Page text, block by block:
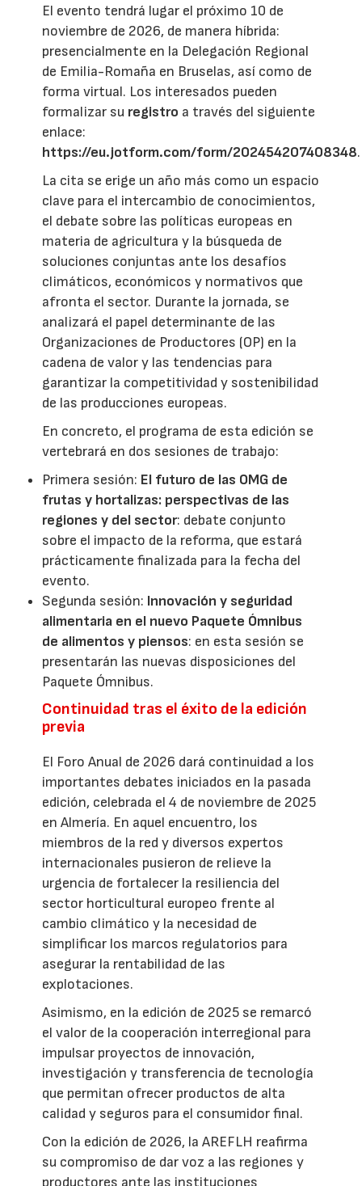
El evento tendrá lugar el próximo 10 de
noviembre de 2026, de manera híbrida:
presencialmente en la Delegación Regional
de Emilia-Romaña en Bruselas, así como de
forma virtual. Los interesados pueden
formalizar su registro a través del siguiente
enlace:
https://eu.jotform.com/form/202454207408348.
La cita se erige un año más como un espacio
clave para el intercambio de conocimientos,
el debate sobre las políticas europeas en
materia de agricultura y la búsqueda de
soluciones conjuntas ante los desafíos
climáticos, económicos y normativos que
afronta el sector. Durante la jornada, se
analizará el papel determinante de las
Organizaciones de Productores (OP) en la
cadena de valor y las tendencias para
garantizar la competitividad y sostenibilidad
de las producciones europeas.
En concreto, el programa de esta edición se
vertebrará en dos sesiones de trabajo:
Primera sesión: El futuro de las OMG de
frutas y hortalizas: perspectivas de las
regiones y del sector: debate conjunto
sobre el impacto de la reforma, que estará
prácticamente finalizada para la fecha del
evento.
Segunda sesión: Innovación y seguridad
alimentaria en el nuevo Paquete Ómnibus
de alimentos y piensos: en esta sesión se
presentarán las nuevas disposiciones del
Paquete Ómnibus.
Continuidad tras el éxito de la edición
previa
El Foro Anual de 2026 dará continuidad a los
importantes debates iniciados en la pasada
edición, celebrada el 4 de noviembre de 2025
en Almería. En aquel encuentro, los
miembros de la red y diversos expertos
internacionales pusieron de relieve la
urgencia de fortalecer la resiliencia del
sector horticultural europeo frente al
cambio climático y la necesidad de
simplificar los marcos regulatorios para
asegurar la rentabilidad de las
explotaciones.
Asimismo, en la edición de 2025 se remarcó
el valor de la cooperación interregional para
impulsar proyectos de innovación,
investigación y transferencia de tecnología
que permitan ofrecer productos de alta
calidad y seguros para el consumidor final.
Con la edición de 2026, la AREFLH reafirma
su compromiso de dar voz a las regiones y